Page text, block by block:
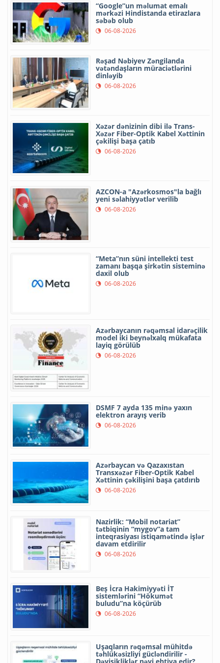
“Google”un məlumat emalı
mərkəzi Hindistanda etirazlara
səbəb olub
06-08-2026
Rəşad Nəbiyev Zəngilanda
vətəndaşların müraciətlərini
dinləyib
06-08-2026
Xəzər dənizinin dibi ilə Trans-
Xəzər Fiber-Optik Kabel Xəttinin
çəkilişi başa çatıb
06-08-2026
AZCON-a "Azərkosmos"la bağlı
yeni səlahiyyətlər verilib
06-08-2026
“Meta”nın süni intellekti test
zamanı başqa şirkətin sisteminə
daxil olub
06-08-2026
Azərbaycanın rəqəmsal idarəçilik
model iki beynəlxalq mükafata
layiq görülüb
06-08-2026
DSMF 7 ayda 135 minə yaxın
elektron arayış verib
06-08-2026
Azərbaycan və Qazaxıstan
Transxəzər Fiber-Optik Kabel
Xəttinin çəkilişini başa çatdırıb
06-08-2026
Nazirlik: “Mobil notariat”
tətbiqinin “mygov”a tam
inteqrasiyası istiqamətində işlər
davam etdirilir
06-08-2026
Beş İcra Hakimiyyəti İT
sistemlərini “Hökumət
buludu”na köçürüb
06-08-2026
Uşaqların rəqəmsal mühitdə
təhlükəsizliyi gücləndirilir -